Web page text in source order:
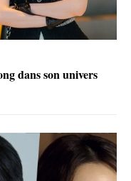
dans son univers